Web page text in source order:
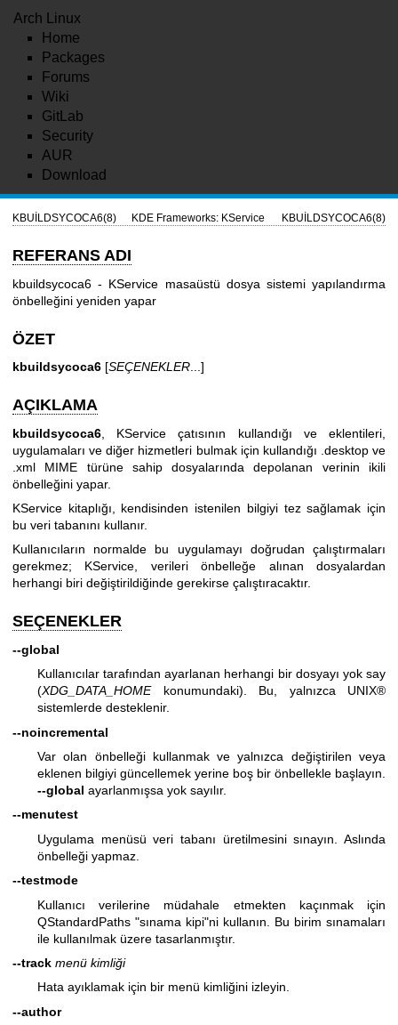
Arch Linux
Home
Packages
Forums
Wiki
GitLab
Security
AUR
Download
KBUİLDSYCOCA6(8) KDE Frameworks: KService KBUİLDSYCOCA6(8)
REFERANS ADI
kbuildsycoca6 - KService masaüstü dosya sistemi yapılandırma
önbelleğini yeniden yapar
ÖZET
kbuildsycoca6 [SEÇENEKLER ...]
AÇIKLAMA
kbuildsycoca6 , KService çatısının kullandığı ve eklentileri,
uygulamaları ve diğer hizmetleri bulmak için kullandığı .desktop ve
.xml MIME türüne sahip dosyalarında depolanan verinin ikili
önbelleğini yapar.
KService kitaplığı, kendisinden istenilen bilgiyi tez sağlamak için
bu veri tabanını kullanır.
Kullanıcıların normalde bu uygulamayı doğrudan çalıştırmaları
gerekmez; KService, verileri önbelleğe alınan dosyalardan
herhangi biri değiştirildiğinde gerekirse çalıştıracaktır.
SEÇENEKLER
--global
Kullanıcılar tarafından ayarlanan herhangi bir dosyayı yok say
(XDG_DATA_HOMEkonumundaki). Bu, yalnızca UNIX®
sistemlerde desteklenir.
--noincremental
Var olan önbelleği kullanmak ve yalnızca değiştirilen veya
eklenen bilgiyi güncellemek yerine boş bir önbellekle başlayın.
--global ayarlanmışsa yok sayılır.
--menutest
Uygulama menüsü veri tabanı üretilmesini sınayın. Aslında
önbelleği yapmaz.
--testmode
Kullanıcı verilerine müdahale etmekten kaçınmak için
QStandardPaths "sınama kipi"ni kullanın. Bu birim sınamaları
ile kullanılmak üzere tasarlanmıştır.
--track menü kimliği
Hata ayıklamak için bir menü kimliğini izleyin.
--author